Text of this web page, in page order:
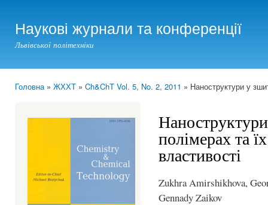
Наукові журнали та конференції
Львівської політехніки
Головна» ЖХХТ » Ch&ChT Vol. 5, No. 2, 2011 » Наноструктури у
полімерах та
властивості
Zukhra Amirshikhova,
Gennady Zaikov